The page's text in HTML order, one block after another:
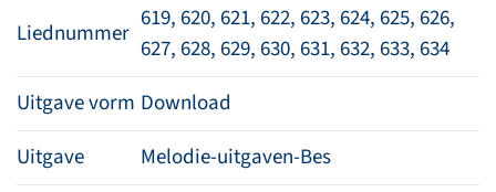
Liednummer
619, 620, 621, 622, 623, 624, 625, 626,
627, 628, 629, 630, 631, 632, 633, 634
Uitgave vorm Download
Uitgave
Melodie-uitgaven-Bes